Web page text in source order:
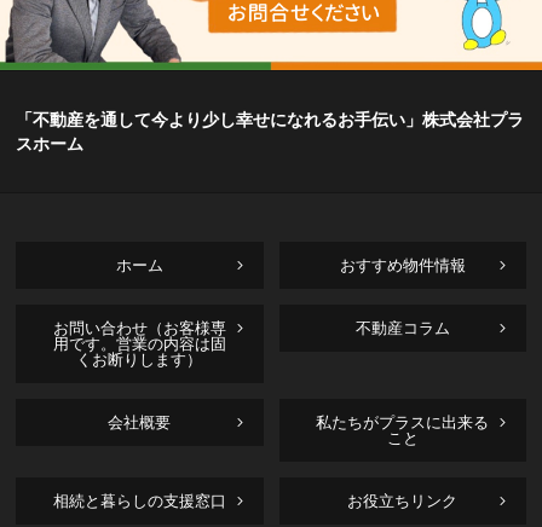
「不動産を通して今より少し幸せになれるお手伝い」株式会社プラ
スホーム
ホーム おすすめ物件情報
お問い合わせ（お客様専
用です。営業の内容は固
くお断りします）
不動産コラム
会社概要
私たちがプラスに出来る
こと
相続と暮らしの支援窓口 お役立ちリンク